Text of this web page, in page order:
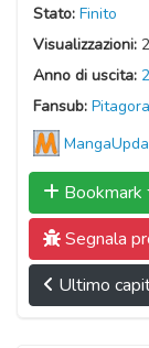
Stato: Finito
Visualizzazioni:
Anno di uscita:
Fansub:
Bookmark
Segnala
Ultimo